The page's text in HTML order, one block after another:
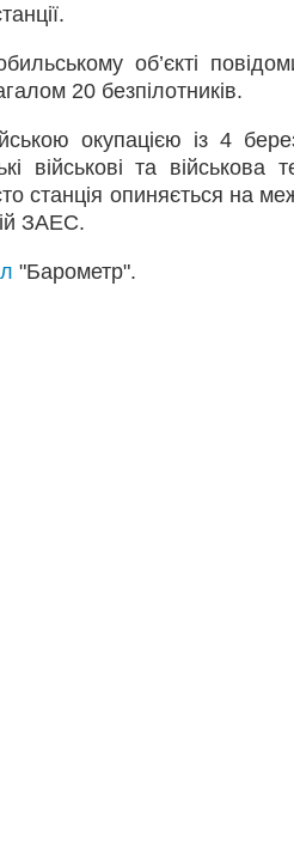
об’єкті
20 безпілотників.
окупацією із 4
військові та військова
станція опиняється на
ЗАЕС.
"Барометр".